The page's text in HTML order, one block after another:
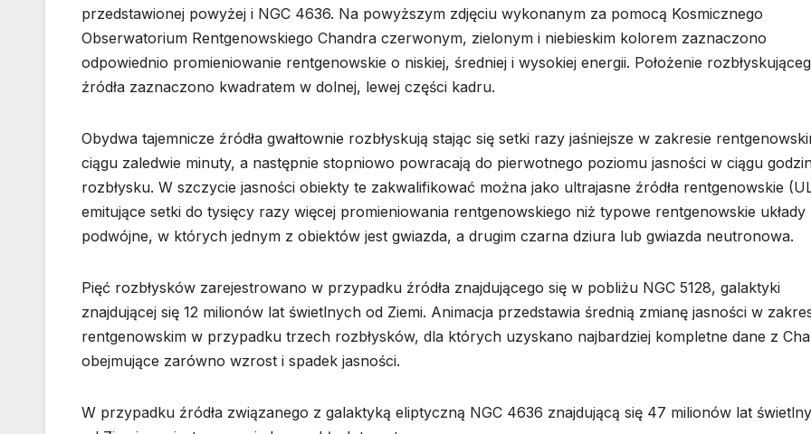
przedstawionej powyżej i NGC 4636. Na powyższym zdjęciu wykonanym za pomocą Kosmicznego
Obserwatorium Rentgenowskiego Chandra czerwonym, zielonym i niebieskim kolorem zaznaczono
odpowiednio promieniowanie rentgenowskie o niskiej, średniej i wysokiej energii. Położenie
źródła zaznaczono kwadratem w dolnej, lewej części kadru.
Obydwa tajemnicze źródła gwałtownie rozbłyskują stając się setki razy jaśniejsze w zakresie
ciągu zaledwie minuty, a następnie stopniowo powracają do pierwotnego poziomu jasności w ciągu
rozbłysku. W szczycie jasności obiekty te zakwalifikować można jako ultrajasne źródła rentgenowskie
emitujące setki do tysięcy razy więcej promieniowania rentgenowskiego niż typowe rentgenowskie układy
podwójne, w których jednym z obiektów jest gwiazda, a drugim czarna dziura lub gwiazda neutronowa.
Pięć rozbłysków zarejestrowano w przypadku źródła znajdującego się w pobliżu NGC 5128, galaktyki
znajdującej się 12 milionów lat świetlnych od Ziemi. Animacja przedstawia średnią zmianę jasności w
rentgenowskim w przypadku trzech rozbłysków, dla których uzyskano najbardziej kompletne dane z
obejmujące zarówno wzrost i spadek jasności.
W przypadku źródła związanego z galaktyką eliptyczną NGC 4636 znajdującą się 47 milionów lat